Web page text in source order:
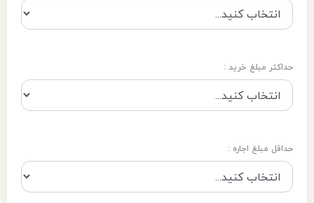
حداکثر مبلغ خرید :
حداقل مبلغ اجاره :